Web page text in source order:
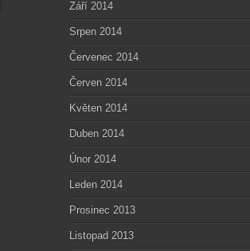
Září 2014
Srpen 2014
Červenec 2014
Červen 2014
Květen 2014
Duben 2014
Únor 2014
Leden 2014
Prosinec 2013
Listopad 2013